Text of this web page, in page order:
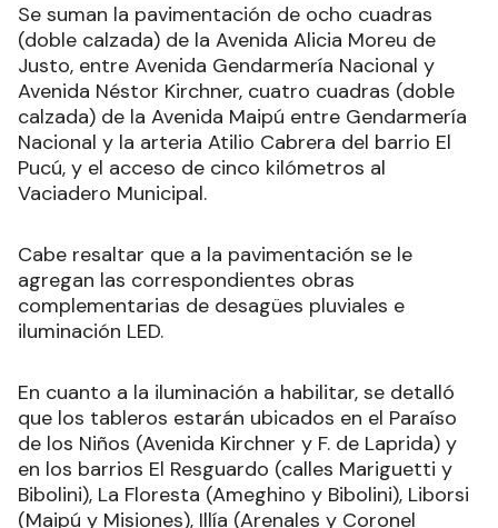
Se suman la pavimentación de ocho cuadras
(doble calzada) de la Avenida Alicia Moreu de
Justo, entre Avenida Gendarmería Nacional y
Avenida Néstor Kirchner, cuatro cuadras (doble
calzada) de la Avenida Maipú entre Gendarmería
Nacional y la arteria Atilio Cabrera del barrio El
Pucú, y el acceso de cinco kilómetros al
Vaciadero Municipal.
Cabe resaltar que a la pavimentación se le
agregan las correspondientes obras
complementarias de desagües pluviales e
iluminación LED.
En cuanto a la iluminación a habilitar, se detalló
que los tableros estarán ubicados en el Paraíso
de los Niños (Avenida Kirchner y F. de Laprida) y
en los barrios El Resguardo (calles Mariguetti y
Bibolini), La Floresta (Ameghino y Bibolini), Liborsi
(Maipú y Misiones), Illía (Arenales y Coronel